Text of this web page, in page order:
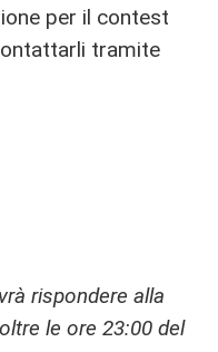
per il contest
tramite
rispondere alla
le ore 23:00 del